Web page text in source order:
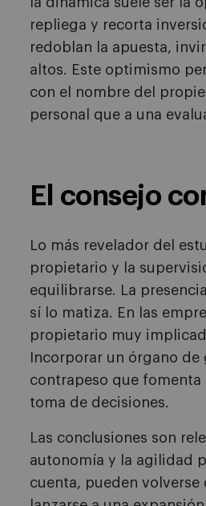
repliega y recorta
redoblan la apuesta,
altos. Este optimismo
con el nombre del
personal que a una
El consejo
Lo más revelador del
propietario y la
equilibrarse. La
sí lo matiza. En las
propietario muy
Incorporar un órgano
contrapeso que fomenta
toma de decisiones.
Las conclusiones son
autonomía y la agilidad
cuenta, pueden